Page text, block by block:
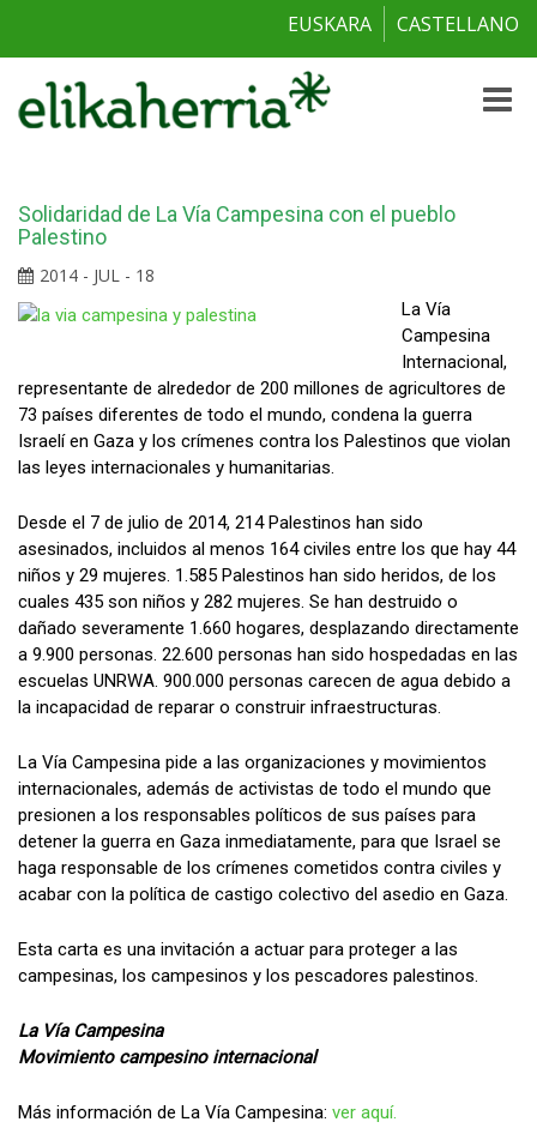
EUSKARA CASTELLANO
Toggle
Solidaridad de La Vía Campesina con el pueblo
Palestino
2014 - JUL - 18
La Vía
Campesina
Internacional,
representante de alrededor de 200 millones de agricultores de
73 países diferentes de todo el mundo, condena la guerra
Israelí en Gaza y los crímenes contra los Palestinos que violan
las leyes internacionales y humanitarias.
Desde el 7 de julio de 2014, 214 Palestinos han sido
asesinados, incluidos al menos 164 civiles entre los que hay 44
niños y 29 mujeres. 1.585 Palestinos han sido heridos, de los
cuales 435 son niños y 282 mujeres. Se han destruido o
dañado severamente 1.660 hogares, desplazando directamente
a 9.900 personas. 22.600 personas han sido hospedadas en las
escuelas UNRWA. 900.000 personas carecen de agua debido a
la incapacidad de reparar o construir infraestructuras.
La Vía Campesina pide a las organizaciones y movimientos
internacionales, además de activistas de todo el mundo que
presionen a los responsables políticos de sus países para
detener la guerra en Gaza inmediatamente, para que Israel se
haga responsable de los crímenes cometidos contra civiles y
acabar con la política de castigo colectivo del asedio en Gaza.
Esta carta es una invitación a actuar para proteger a las
campesinas, los campesinos y los pescadores palestinos.
La Vía Campesina
Movimiento campesino internacional
Más información de La Vía Campesina: ver aquí.